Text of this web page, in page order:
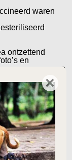
waren
ontzettend
en
maar we
goede indruk
to live 100
🤗😘❤️💐I
u do for
×